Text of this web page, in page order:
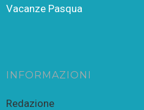
Vacanze Pasqua
INFORMAZIONI
Redazione